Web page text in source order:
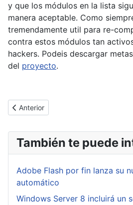
y que los módulos en la lista
manera aceptable. Como
tremendamente util para re-
contra estos módulos tan
hackers. Podeis descargar
del proyecto.
Artículo anterior: IBM - 5
Anterior
También te puede
Adobe Flash por fin lanza su
automático
Windows Server 8 incluirá un